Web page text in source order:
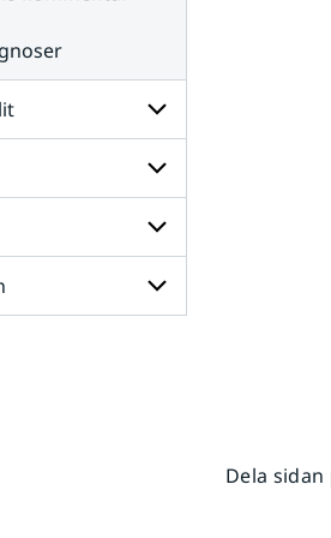
Undersidor
för
Radar
och
satellit
Undersidor
för
Väder
till
havs
Undersidor
för
Dela sidan